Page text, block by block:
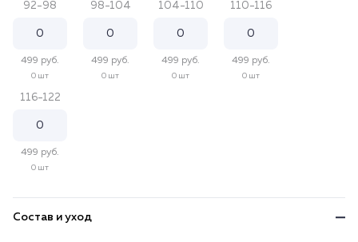
92-98
499 руб.
0 шт
98-104
499 руб.
0 шт
104-110
499 руб.
0 шт
110-116
499 руб.
0 шт
116-122
499 руб.
0 шт
Состав и уход